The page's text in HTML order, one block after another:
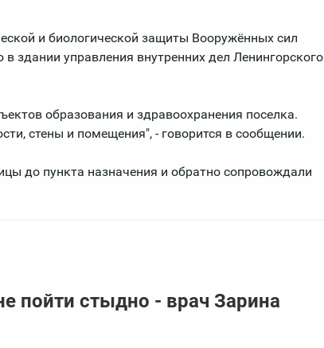
и биологической защиты Вооружённых сил
здании управления внутренних дел Ленингорского
образования и здравоохранения поселка.
стены и помещения", - говорится в сообщении.
до пункта назначения и обратно сопровождали
пойти стыдно - врач Зарина